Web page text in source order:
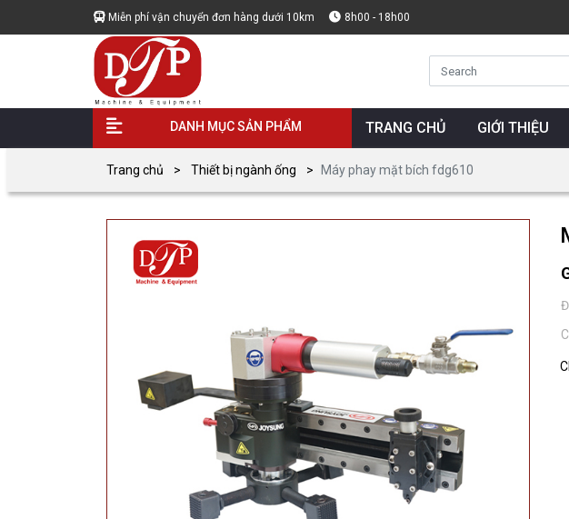
Miễn phí vận chuyển đơn hàng dưới 10km 8h00 - 18h00
DANH MỤC SẢN PHẨM TRANG CHỦ GIỚI THIỆU
Trang chủ Thiết bị ngành ống Máy phay mặt bích fdg610